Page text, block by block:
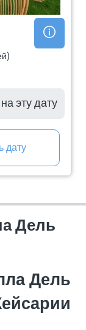
эту дату
дату
Дель
Дель
для отдыха